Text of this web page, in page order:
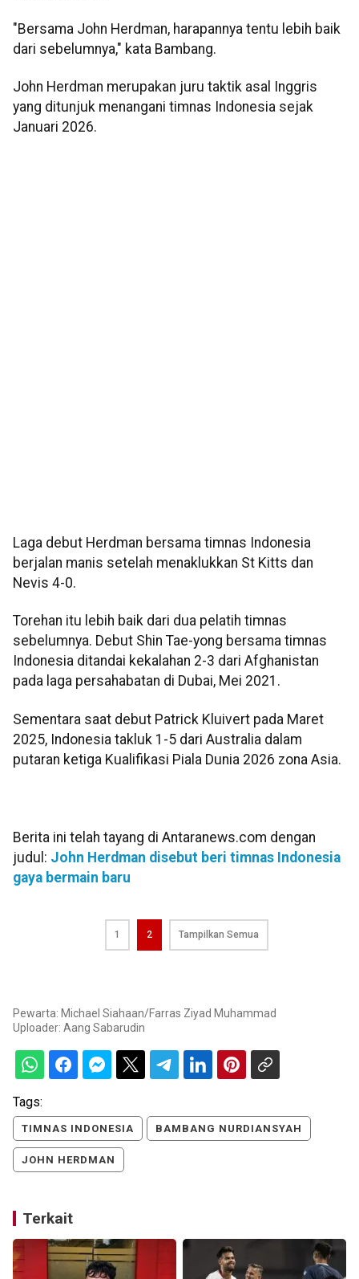
"Bersama John Herdman, harapannya tentu lebih baik
dari sebelumnya," kata Bambang.
John Herdman merupakan juru taktik asal Inggris
yang ditunjuk menangani timnas Indonesia sejak
Januari 2026.
Laga debut Herdman bersama timnas Indonesia
berjalan manis setelah menaklukkan St Kitts dan
Nevis 4-0.
Torehan itu lebih baik dari dua pelatih timnas
sebelumnya. Debut Shin Tae-yong bersama timnas
Indonesia ditandai kekalahan 2-3 dari Afghanistan
pada laga persahabatan di Dubai, Mei 2021.
Sementara saat debut Patrick Kluivert pada Maret
2025, Indonesia takluk 1-5 dari Australia dalam
putaran ketiga Kualifikasi Piala Dunia 2026 zona Asia.
Berita ini telah tayang di Antaranews.com dengan
judul: John Herdman disebut beri timnas Indonesia
gaya bermain baru
1 2 Tampilkan Semua
Pewarta: Michael Siahaan/Farras Ziyad Muhammad
Uploader: Aang Sabarudin
Tags:
TIMNAS INDONESIA BAMBANG NURDIANSYAH
JOHN HERDMAN
Terkait